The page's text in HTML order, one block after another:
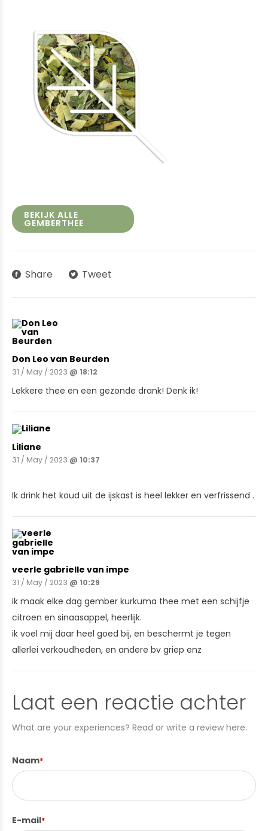
BEKIJK ALLE
GEMBERTHEE
Share Tweet
Don Leo van Beurden
31 / May / 2023 @ 18:12
Lekkere thee en een gezonde drank! Denk ik!
Liliane
31 / May / 2023 @ 10:37
Ik drink het koud uit de ijskast is heel lekker en verfrissend .
veerle gabrielle van impe
31 / May / 2023 @ 10:29
ik maak elke dag gember kurkuma thee met een schijfje
citroen en sinaasappel, heerlijk.
ik voel mij daar heel goed bij, en beschermt je tegen
allerlei verkoudheden, en andere bv griep enz
Laat een reactie achter
What are your experiences? Read or write a review here.
Naam*
E-mail*